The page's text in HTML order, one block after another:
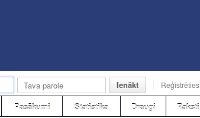
Ienākt Reģistrēties
Pasākumi Statistika Draugi Raksti